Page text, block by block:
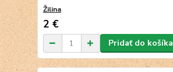
Žilina
2 €
Pridať do košíka